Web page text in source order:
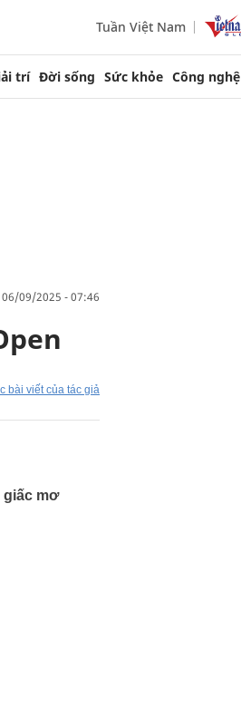
Tuần Việt Nam
trí Đời sống Sức khỏe Công nghệ
06/09/2025 - 07:46
bài viết của tác giả
giấc mơ